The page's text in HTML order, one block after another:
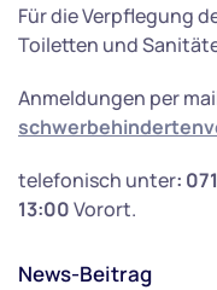
Für die Verpflegung
Toiletten und
Anmeldungen per
telefonisch unter:
13:00Vorort.
News-Beitrag